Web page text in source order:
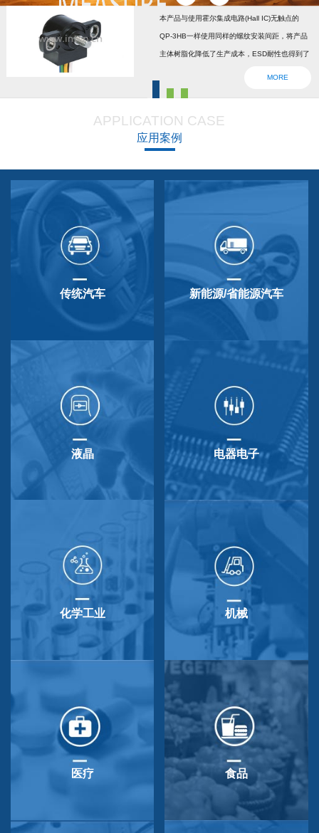
本产品与使用霍尔集成电路(Hall IC)无触点的
QP-3HB一样使用同样的螺纹安装间距，将产品
主体树脂化降低了生产成本，ESD耐性也得到了
设回位弹簧，防震动防撞击功能强大，防尘防
QP-3HB标准相同。本产品在游船、铲运车的遥
控手柄、卡车离合器和换挡等方面要求较高的领
MORE
APPLICATION CASE
应用案例
传统汽车 新能源/省能源汽车
液晶 电器电子
化学工业 机械
医疗 食品